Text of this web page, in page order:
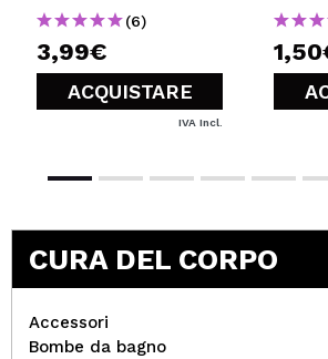
(6)
3,99€
ACQUISTARE
IVA Incl.
CURA DEL CORPO
Accessori
Bombe da bagno